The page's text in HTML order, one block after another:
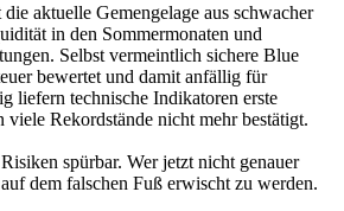
aktuelle Gemengelage aus schwacher
in den Sommermonaten und
Selbst vermeintlich sichere Blue
bewertet und damit anfällig für
liefern technische Indikatoren erste
viele Rekordstände nicht mehr bestätigt.
spürbar. Wer jetzt nicht genauer
dem falschen Fuß erwischt zu werden.